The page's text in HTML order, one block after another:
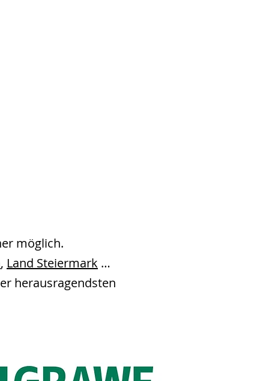
möglich.
, Land Steiermark …
herausragendsten